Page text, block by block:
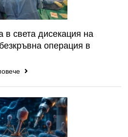
в света дисекация на
операция в